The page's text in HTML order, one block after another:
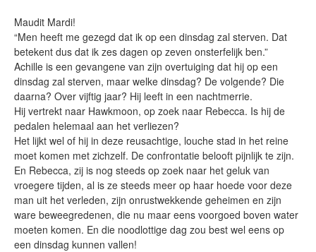
Maudit Mardi!
“Men heeft me gezegd dat ik op een dinsdag zal sterven. Dat
betekent dus dat ik zes dagen op zeven onsterfelijk ben.”
Achille is een gevangene van zijn overtuiging dat hij op een
dinsdag zal sterven, maar welke dinsdag? De volgende? Die
daarna? Over vijftig jaar? Hij leeft in een nachtmerrie.
Hij vertrekt naar Hawkmoon, op zoek naar Rebecca. Is hij de
pedalen helemaal aan het verliezen?
Het lijkt wel of hij in deze reusachtige, louche stad in het reine
moet komen met zichzelf. De confrontatie belooft pijnlijk te zijn.
En Rebecca, zij is nog steeds op zoek naar het geluk van
vroegere tijden, al is ze steeds meer op haar hoede voor deze
man uit het verleden, zijn onrustwekkende geheimen en zijn
ware beweegredenen, die nu maar eens voorgoed boven water
moeten komen. En die noodlottige dag zou best wel eens op
een dinsdag kunnen vallen!